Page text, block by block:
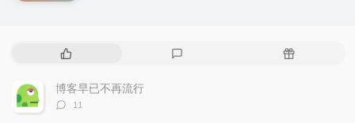
热
文
章
随
博客早已不再流行
评
11